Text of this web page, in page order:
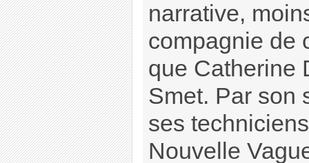
narrative,
compagnie de
que Catherine
Smet. Par son
ses
Nouvelle